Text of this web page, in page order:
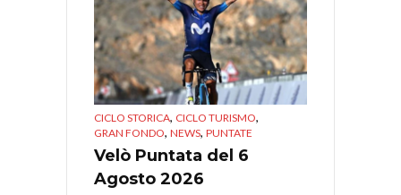
CICLO STORICA, CICLO TURISMO,
GRAN FONDO, NEWS, PUNTATE
Velò Puntata del 6
Agosto 2026